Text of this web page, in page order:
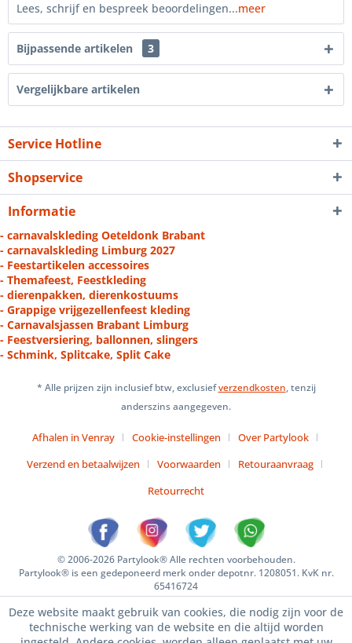
Lees, schrijf en bespreek beoordelingen...meer
Bijpassende artikelen 3
Vergelijkbare artikelen
Service Hotline
Shopservice
Informatie
- carnavalskleding Oeteldonk Brabant
- carnavalskleding Limburg 2027
- Feestartikelen accessoires
- Themafeest, Feestkleding
- dierenpakken, dierenkostuums
- Grappige vrijgezellenfeest kleding
- Carnavalsjassen Brabant Limburg
- Feestversiering, ballonnen, slingers
- Schmink, Splitcake, Split Cake
* Alle prijzen zijn inclusief btw, exclusiefverzendkosten, tenzij
anderszins aangegeven.
Afhalen in Venray Cookie-instellingen
Over Partylook
Verzend en betaalwijzen
Voorwaarden
Retouraanvraag
Retourrecht
© 2006-2026 Partylook® Alle rechten voorbehouden.
Partylook® is een gedeponeerd merk onder depotnr. 1208051. KvK nr.
65416724
Deze website maakt gebruik van cookies, die nodig zijn voor de
technische werking van de website en die altijd worden